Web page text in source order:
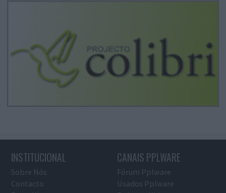
INSTITUCIONAL
Sobre Nós
Contacto
CANAIS PPLWARE
Fórum Pplware
Usados Pplware